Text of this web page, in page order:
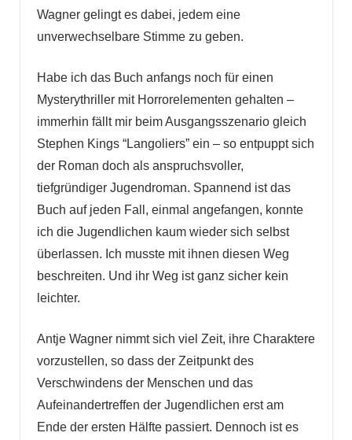
Wagner gelingt es dabei, jedem eine
unverwechselbare Stimme zu geben.
Habe ich das Buch anfangs noch für einen
Mysterythriller mit Horrorelementen gehalten –
immerhin fällt mir beim Ausgangsszenario gleich
Stephen Kings “Langoliers” ein – so entpuppt sich
der Roman doch als anspruchsvoller,
tiefgründiger Jugendroman. Spannend ist das
Buch auf jeden Fall, einmal angefangen, konnte
ich die Jugendlichen kaum wieder sich selbst
überlassen. Ich musste mit ihnen diesen Weg
beschreiten. Und ihr Weg ist ganz sicher kein
leichter.
Antje Wagner nimmt sich viel Zeit, ihre Charaktere
vorzustellen, so dass der Zeitpunkt des
Verschwindens der Menschen und das
Aufeinandertreffen der Jugendlichen erst am
Ende der ersten Hälfte passiert. Dennoch ist es